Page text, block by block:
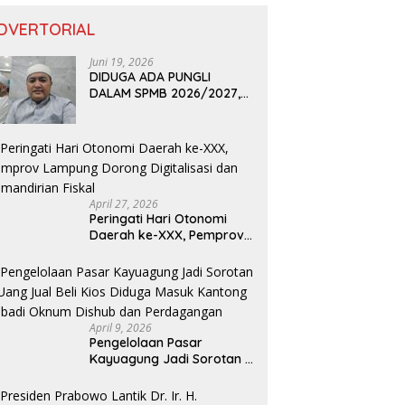
Juni 19, 2026
DIDUGA ADA PUNGLI
DALAM SPMB 2026/2027,
AKAN DITINDAK TEGAS
April 27, 2026
Peringati Hari Otonomi
Daerah ke-XXX, Pemprov
Digitalisasi dan
Kemandirian Fiskal
April 9, 2026
Pengelolaan Pasar
Kayuagung Jadi Sorotan –
Masuk Kantong Pribadi